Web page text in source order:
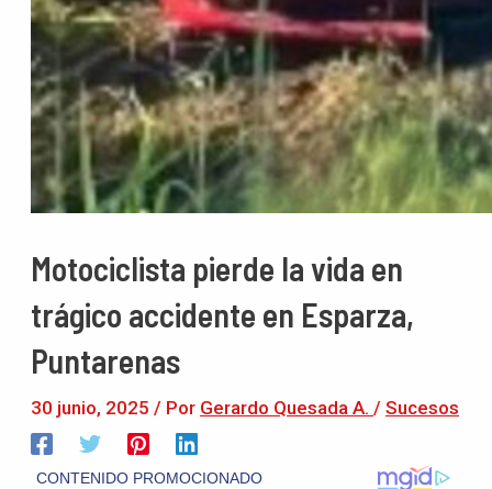
Motociclista pierde la vida en
trágico accidente en Esparza,
Puntarenas
30 junio, 2025 / Por Gerardo Quesada A. / Sucesos